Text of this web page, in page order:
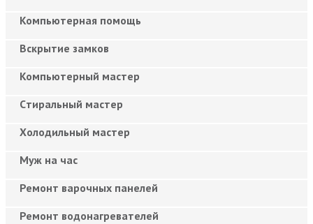
Компьютерная помощь
Вскрытие замков
Компьютерный мастер
Cтиральный мастер
Холодильный мастер
Муж на час
Ремонт варочных панелей
Ремонт водонагревателей